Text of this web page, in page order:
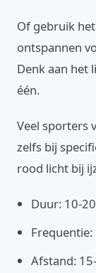
Of gebruik
ontspannen
Denk aan het
één.
Veel sporters
zelfs bij
rood licht bij
Duur: 10-
Afstand: